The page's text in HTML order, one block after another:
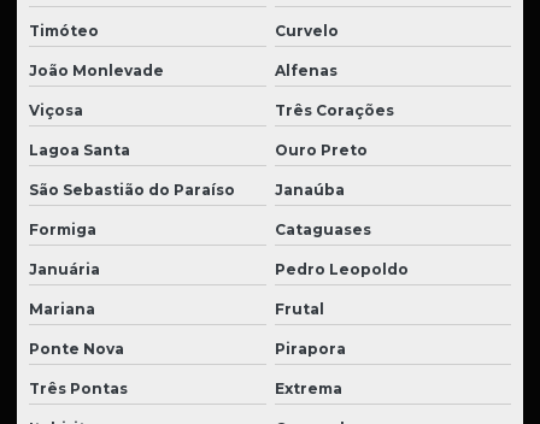
Timóteo Curvelo
João Monlevade Alfenas
Viçosa Três Corações
Lagoa Santa Ouro Preto
São Sebastião do Paraíso Janaúba
Formiga Cataguases
Januária Pedro Leopoldo
Mariana Frutal
Ponte Nova Pirapora
Três Pontas Extrema